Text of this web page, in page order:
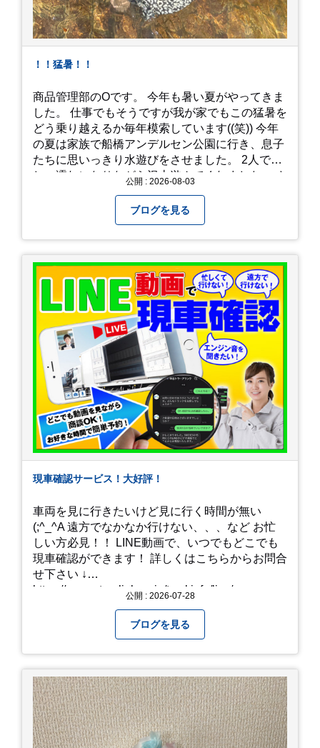
！！猛暑！！
商品管理部のOです。 今年も暑い夏がやってきま
した。 仕事でもそうですが我が家でもこの猛暑を
どう乗り越えるか毎年模索しています((笑)) 今年
の夏は家族で船橋アンデルセン公園に行き、息子
たちに思いっきり水遊びをさせました。 2人でび
しょ濡れになりながら沢山遊んでくれました。 さ
みようと思います。
公開 : 2026-08-03
ブログを見る
現車確認サービス！大好評！
車両を見に行きたいけど見に行く時間が無い
(;^_^A 遠方でなかなか行けない、、、など お忙
しい方必見！！ LINE動画で、いつでもどこでも
現車確認ができます！ 詳しくはこちらからお問合
せ下さい ↓
https://www.steerlink.co.jp/truckinfo/live/
公開 : 2026-07-28
ブログを見る